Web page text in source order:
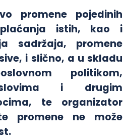
promene pojedinih
istih, kao i
sadržaja, promene
i slično, a u skladu
politikom,
i drugim
te organizator
promene ne može